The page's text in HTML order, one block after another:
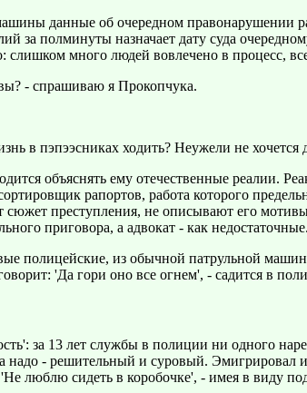
данные об очередном правонарушении
за полминуты назначает дату суда
слишком много людей вовлечено в процесс,
- спрашиваю я Прокопчука.
в пэпээсниках ходить? Неужели не хочется
объяснять ему отечественные реалии.
рапортов, работа которого
преступления, не описывают его
приговора, а адвокат - как недостаточные.
полицейские, из обычной патрульной
'Да гори оно все огнем', - садится в
за 13 лет службы в полиции ни одного
надо - решительный и суровый. Эмигрировал
люблю сидеть в коробочке', - имея в виду